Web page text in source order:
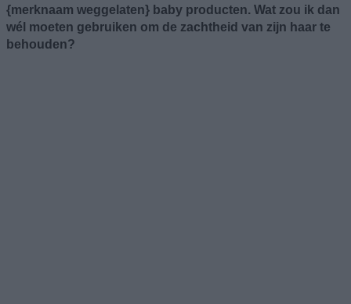
{merknaam weggelaten} baby producten. Wat zou ik dan
wél moeten gebruiken om de zachtheid van zijn haar te
behouden?